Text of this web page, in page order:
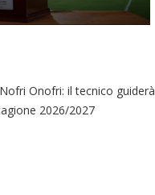
Onofri: il tecnico guiderà
2026/2027